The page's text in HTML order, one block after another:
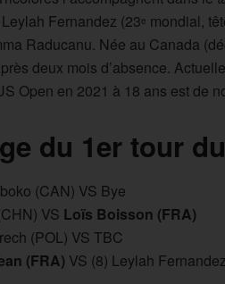
Fernandez (23e mondial,
Raducanu. Née au Canada
deux mois d’absence.
Open en 2021 à 18 ans est de
du 1er tour
(CAN) VS Bye
VS Loïs Boisson (FRA)
(POL) VS TBC
(FRA) VS (8) Leylah